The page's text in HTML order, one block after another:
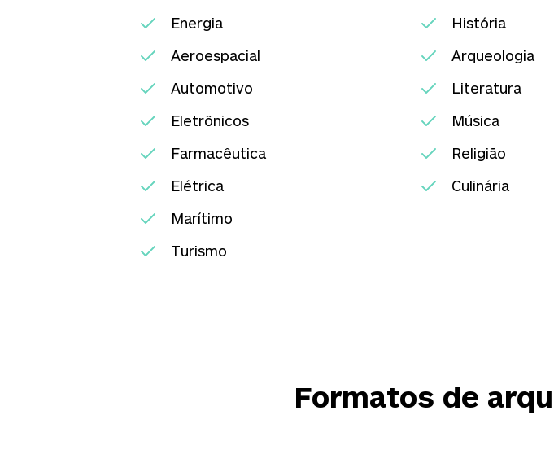
Energia
Aeroespacial
Automotivo
Eletrônicos
Farmacêutica
Elétrica
Marítimo
Turismo
História
Arqueologia
Literatura
Música
Religião
Culinária
Formatos de